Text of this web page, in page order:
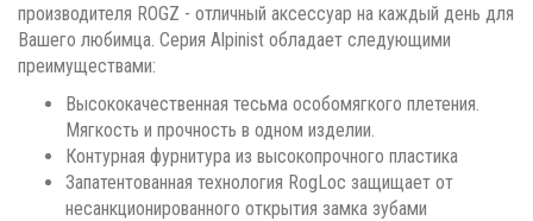
производителя ROGZ - отличный аксессуар на каждый день для
Вашего любимца. Серия Alpinist обладает следующими
преимуществами:
Высококачественная тесьма особомягкого плетения.
Мягкость и прочность в одном изделии.
Контурная фурнитура из высокопрочного пластика
Запатентованная технология RogLoc защищает от
несанкционированного открытия замка зубами